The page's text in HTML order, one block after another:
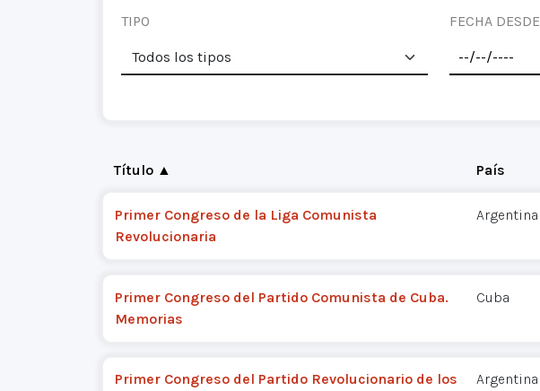
TIPO FECHA DESDE
Título ▲ País
Primer Congreso de la Liga Comunista
Revolucionaria
Argentina
Primer Congreso del Partido Comunista de Cuba.
Memorias
Cuba
Primer Congreso del Partido Revolucionario de los
Argentina